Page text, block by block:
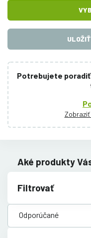
Potrebujete
Aké produkty
Filtrovať